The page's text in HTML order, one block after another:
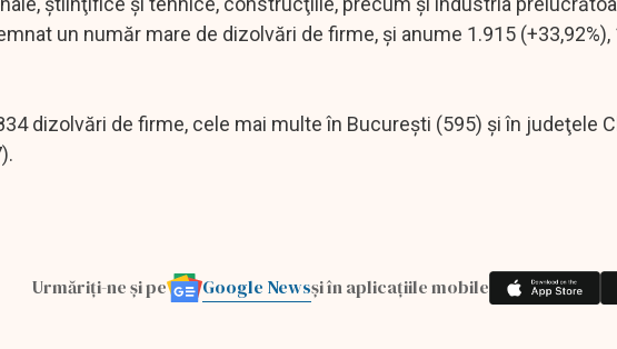
un număr mare de dizolvări de firme, şi anume 1.915 (+33,92%),
dizolvări de firme, cele mai multe în Bucureşti (595) şi în judeţele
Urmăriți-ne și pe Google Newsși în aplicațiile mobile